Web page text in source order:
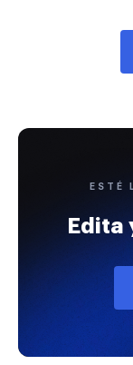
ESTÉ
Edita